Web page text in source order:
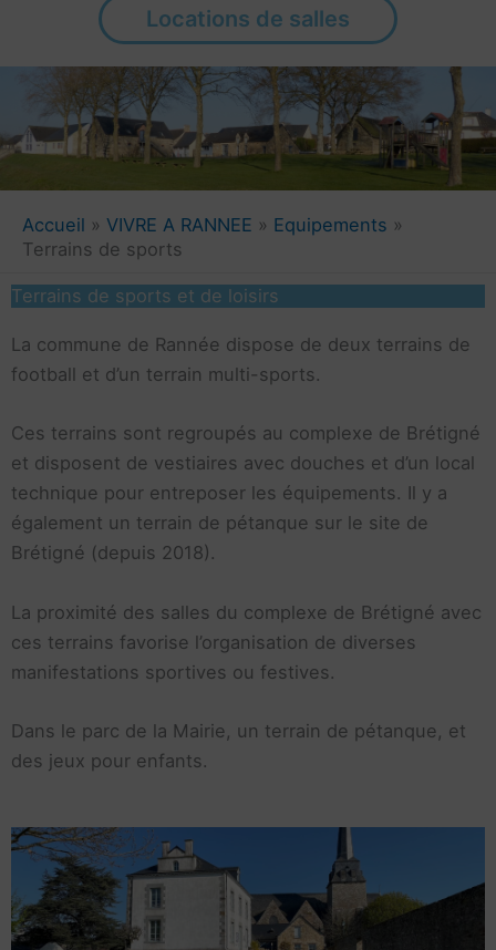
Locations de salles
Accueil VIVRE A RANNEE
Equipements
Terrains de sports
Terrains de sports et de loisirs
La commune de Rannée dispose de deux terrains de
football et d’un terrain multi-sports.
Ces terrains sont regroupés au complexe de Brétigné
et disposent de vestiaires avec douches et d’un local
technique pour entreposer les équipements. Il y a
également un terrain de pétanque sur le site de
Brétigné (depuis 2018).
La proximité des salles du complexe de Brétigné avec
ces terrains favorise l’organisation de diverses
manifestations sportives ou festives.
Dans le parc de la Mairie, un terrain de pétanque, et
des jeux pour enfants.